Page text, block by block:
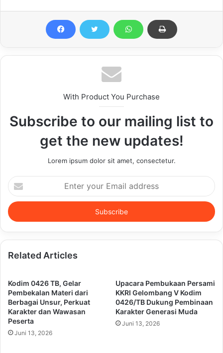
With Product You Purchase
Subscribe to our mailing list to
get the new updates!
Lorem ipsum dolor sit amet, consectetur.
Enter
your
Email
address
Related Articles
Kodim 0426 TB, Gelar
Pembekalan Materi dari
Berbagai Unsur, Perkuat
Karakter dan Wawasan
Peserta
Juni 13, 2026
Upacara Pembukaan Persami
KKRI Gelombang V Kodim
0426/TB Dukung Pembinaan
Karakter Generasi Muda
Juni 13, 2026